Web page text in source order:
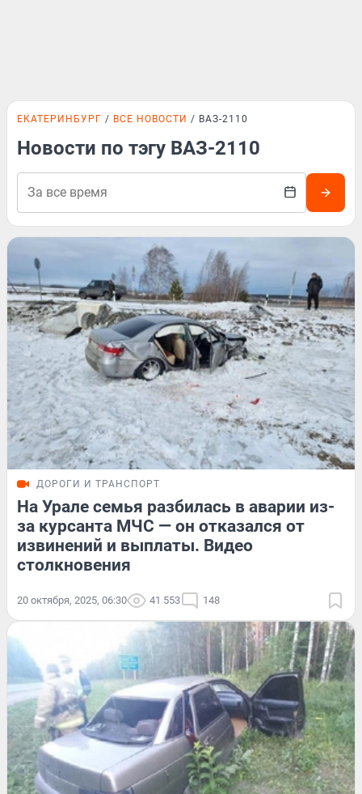
ЕКАТЕРИНБУРГ ВСЕ НОВОСТИ ВАЗ-2110
Новости по тэгу ВАЗ-2110
ДОРОГИ И ТРАНСПОРТ
На Урале семья разбилась в аварии из-
за курсанта МЧС — он отказался от
извинений и выплаты. Видео
столкновения
20 октября, 2025, 06:30 41 553 148